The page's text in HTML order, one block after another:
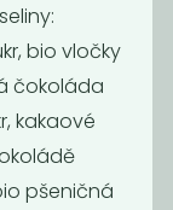
bio vločky
čokoláda
kakaové
pšeničná